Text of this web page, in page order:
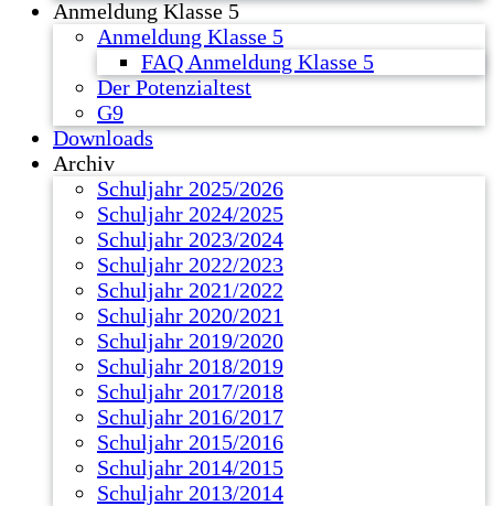
Anmeldung Klasse 5
Anmeldung Klasse 5
FAQ Anmeldung Klasse 5
Der Potenzialtest
G9
Downloads
Archiv
Schuljahr 2025/2026
Schuljahr 2024/2025
Schuljahr 2023/2024
Schuljahr 2022/2023
Schuljahr 2021/2022
Schuljahr 2020/2021
Schuljahr 2019/2020
Schuljahr 2018/2019
Schuljahr 2017/2018
Schuljahr 2016/2017
Schuljahr 2015/2016
Schuljahr 2014/2015
Schuljahr 2013/2014